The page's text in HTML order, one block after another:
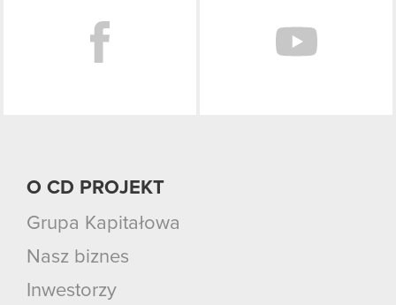
O CD PROJEKT
Grupa Kapitałowa
Nasz biznes
Inwestorzy